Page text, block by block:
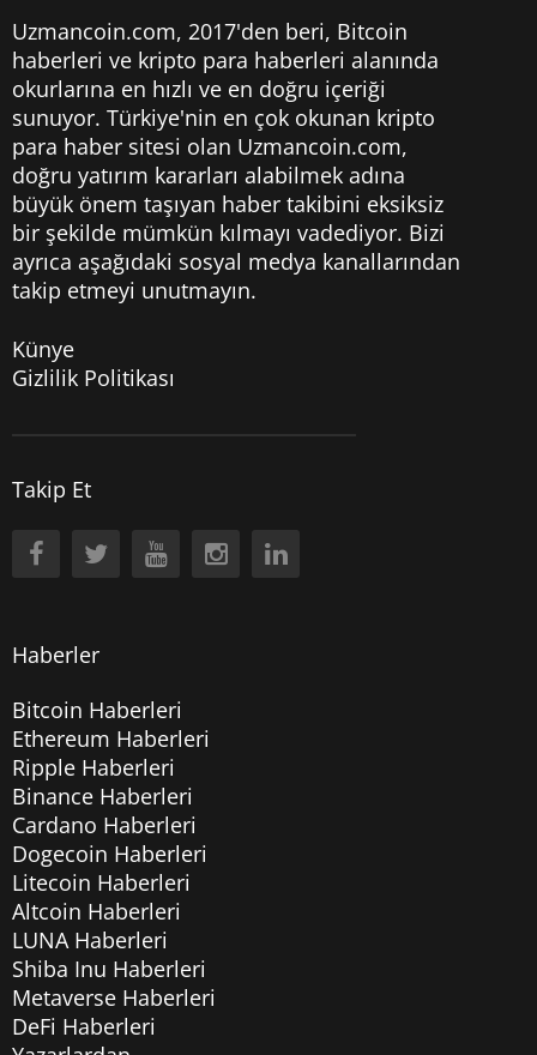
Uzmancoin.com, 2017'den beri, Bitcoin
haberleri ve kripto para haberleri alanında
okurlarına en hızlı ve en doğru içeriği
sunuyor. Türkiye'nin en çok okunan kripto
para haber sitesi olan Uzmancoin.com,
doğru yatırım kararları alabilmek adına
büyük önem taşıyan haber takibini eksiksiz
bir şekilde mümkün kılmayı vadediyor. Bizi
ayrıca aşağıdaki sosyal medya kanallarından
takip etmeyi unutmayın.
Künye
Gizlilik Politikası
Takip Et
Haberler
Bitcoin Haberleri
Ethereum Haberleri
Ripple Haberleri
Binance Haberleri
Cardano Haberleri
Dogecoin Haberleri
Litecoin Haberleri
Altcoin Haberleri
LUNA Haberleri
Shiba Inu Haberleri
Metaverse Haberleri
DeFi Haberleri